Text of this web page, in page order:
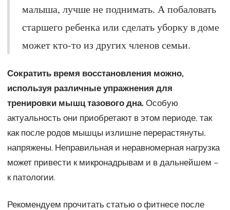
малыша, лучше не поднимать. А побаловать
старшего ребенка или сделать уборку в доме
может кто-то из других членов семьи.
Сократить время восстановления можно,
используя различные упражнения для
тренировки мышц тазового дна. Особую
актуальность они приобретают в этом периоде, так
как после родов мышцы излишне перерастянуты,
напряжены. Неправильная и неравномерная нагрузка
может привести к микронадрывам и в дальнейшем –
к патологии.
Рекомендуем прочитать статью о фитнесе после